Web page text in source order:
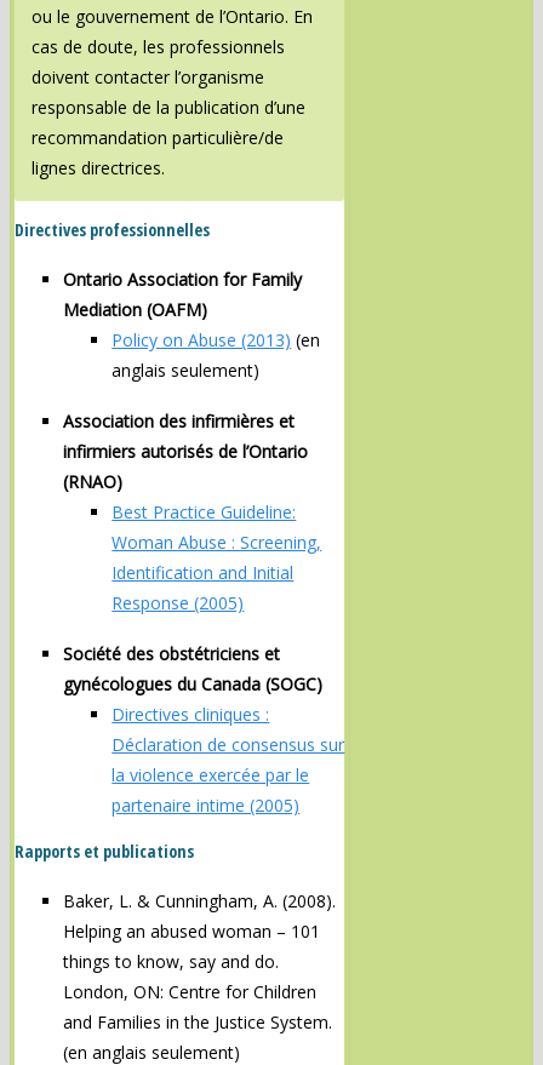
ou le gouvernement de l’Ontario. En
cas de doute, les professionnels
doivent contacter l’organisme
responsable de la publication d’une
recommandation particulière/de
lignes directrices.
Directives professionnelles
Ontario Association for Family
Mediation (OAFM)
Policy on Abuse (2013) (en
anglais seulement)
Association des infirmières et
infirmiers autorisés de l’Ontario
(RNAO)
Best Practice Guideline:
Woman Abuse : Screening,
Identification and Initial
Response (2005)
Société des obstétriciens et
gynécologues du Canada (SOGC)
Directives cliniques :
Déclaration de consensus sur
la violence exercée par le
partenaire intime (2005)
Rapports et publications
Baker, L. & Cunningham, A. (2008).
Helping an abused woman – 101
things to know, say and do.
London, ON: Centre for Children
and Families in the Justice System.
(en anglais seulement)